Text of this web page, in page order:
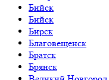
Бийск
Бийск
Бирск
Благовещенск
Братск
Брянск